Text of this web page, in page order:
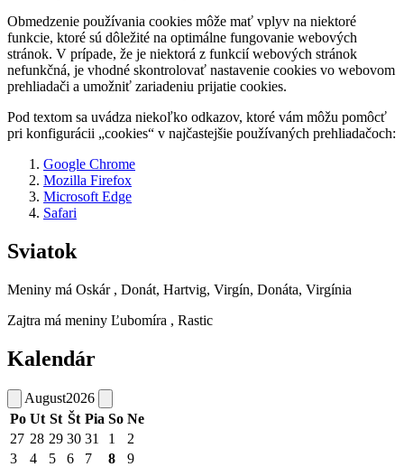
Obmedzenie používania cookies môže mať vplyv na niektoré
funkcie, ktoré sú dôležité na optimálne fungovanie webových
stránok. V prípade, že je niektorá z funkcií webových stránok
nefunkčná, je vhodné skontrolovať nastavenie cookies vo webovom
prehliadači a umožniť zariadeniu prijatie cookies.
Pod textom sa uvádza niekoľko odkazov, ktoré vám môžu pomôcť
pri konfigurácii „cookies“ v najčastejšie používaných prehliadačoch:
Google Chrome
Mozilla Firefox
Microsoft Edge
Safari
Sviatok
Meniny má Oskár , Donát, Hartvig, Virgín, Donáta, Virgínia
Zajtra má meniny Ľubomíra , Rastic
Kalendár
August2026
Po Ut St Št Pia So Ne
27 28 29 30 31 1
2
3
4 5 6 7 8
9